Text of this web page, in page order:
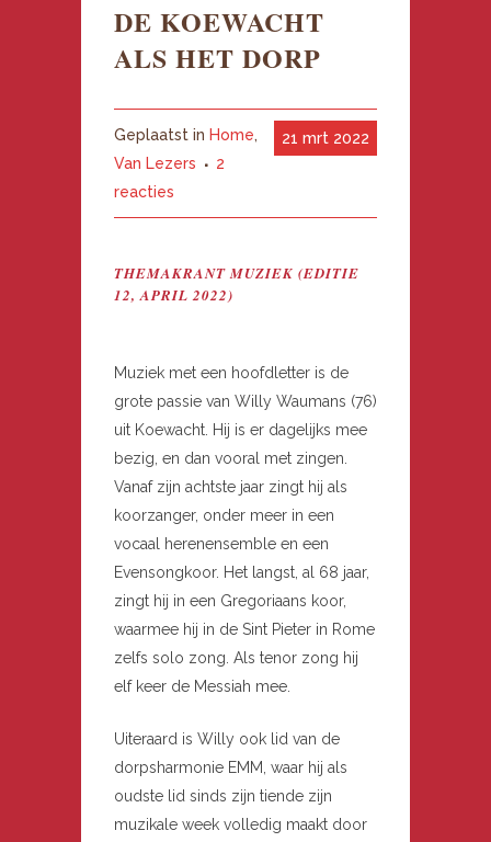
DE KOEWACHT
ALS HET DORP
21 mrt 2022
Geplaatst in Home,
Van Lezers
2
reacties
THEMAKRANT MUZIEK (EDITIE
12, APRIL 2022)
Muziek met een hoofdletter is de
grote passie van Willy Waumans (76)
uit Koewacht. Hij is er dagelijks mee
bezig, en dan vooral met zingen.
Vanaf zijn achtste jaar zingt hij als
koorzanger, onder meer in een
vocaal herenensemble en een
Evensongkoor. Het langst, al 68 jaar,
zingt hij in een Gregoriaans koor,
waarmee hij in de Sint Pieter in Rome
zelfs solo zong. Als tenor zong hij
elf keer de Messiah mee.
Uiteraard is Willy ook lid van de
dorpsharmonie EMM, waar hij als
oudste lid sinds zijn tiende zijn
muzikale week volledig maakt door